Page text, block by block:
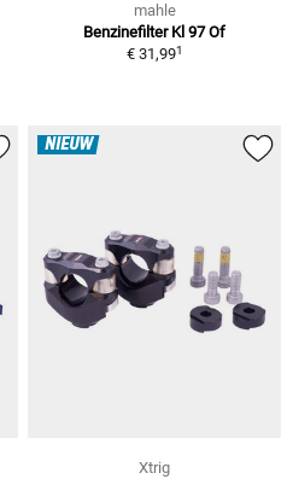
mahle
Benzinefilter Kl 97 Of
€ 31,991
NIEUW
Xtrig